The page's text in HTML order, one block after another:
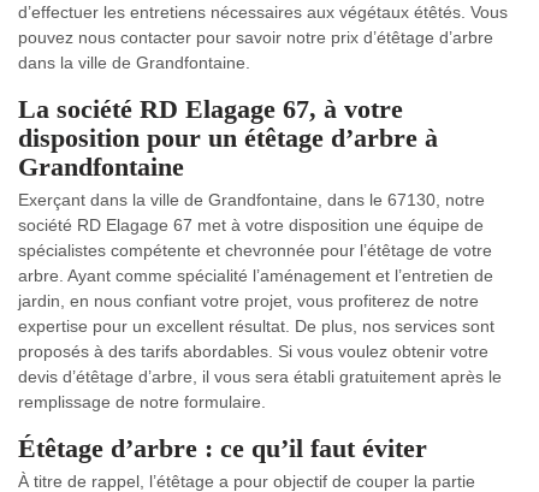
d’effectuer les entretiens nécessaires aux végétaux étêtés. Vous
pouvez nous contacter pour savoir notre prix d’étêtage d’arbre
dans la ville de Grandfontaine.
La société RD Elagage 67, à votre
disposition pour un étêtage d’arbre à
Grandfontaine
Exerçant dans la ville de Grandfontaine, dans le 67130, notre
société RD Elagage 67 met à votre disposition une équipe de
spécialistes compétente et chevronnée pour l’étêtage de votre
arbre. Ayant comme spécialité l’aménagement et l’entretien de
jardin, en nous confiant votre projet, vous profiterez de notre
expertise pour un excellent résultat. De plus, nos services sont
proposés à des tarifs abordables. Si vous voulez obtenir votre
devis d’étêtage d’arbre, il vous sera établi gratuitement après le
remplissage de notre formulaire.
Étêtage d’arbre : ce qu’il faut éviter
À titre de rappel, l’étêtage a pour objectif de couper la partie